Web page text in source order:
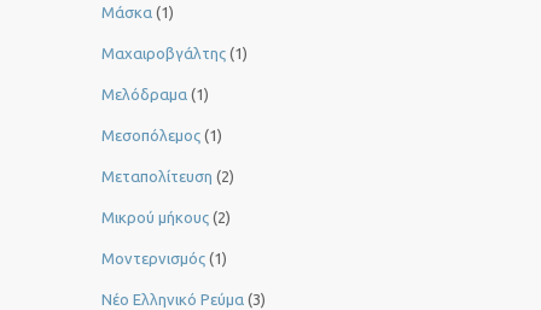
Μάσκα (1)
Μαχαιροβγάλτης (1)
Μελόδραμα (1)
Μεσοπόλεμος (1)
Μεταπολίτευση (2)
Μικρού μήκους (2)
Μοντερνισμός (1)
Νέο Ελληνικό Ρεύμα (3)